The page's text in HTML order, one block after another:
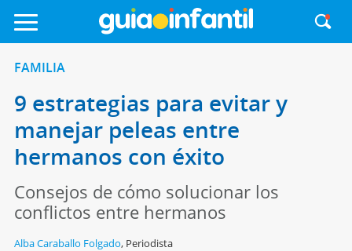
FAMILIA
9 estrategias para evitar y
manejar peleas entre
hermanos con éxito
Consejos de cómo solucionar los
conflictos entre hermanos
Alba Caraballo Folgado, Periodista